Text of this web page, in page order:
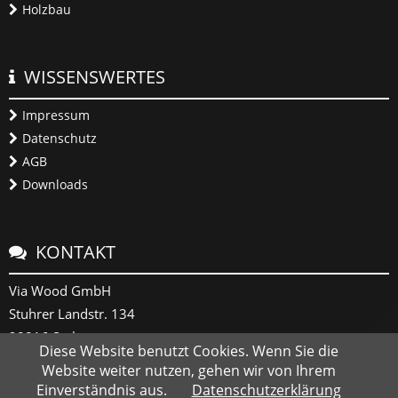
Holzbau
WISSENSWERTES
Impressum
Datenschutz
AGB
Downloads
KONTAKT
Via Wood GmbH
Stuhrer Landstr. 134
28816 Stuhr
+49 (0) 421 878 965 0
Diese Website benutzt Cookies. Wenn Sie die
Website weiter nutzen, gehen wir von Ihrem
Einverständnis aus.
Datenschutzerklärung